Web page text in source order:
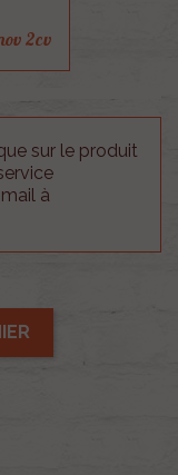
2cv
sur le produit
à